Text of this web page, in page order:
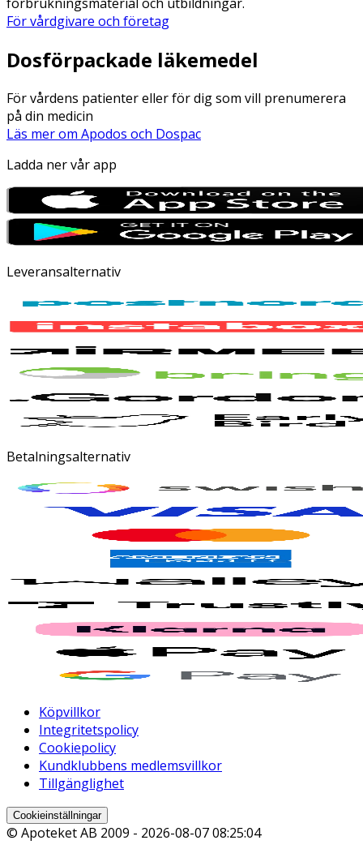
För vårdgivare och företag
Dosförpackade läkemedel
För vårdens patienter eller för dig som vill prenumerera
på din medicin
Läs mer om Apodos och Dospac
Ladda ner vår app
Leveransalternativ
Betalningsalternativ
Köpvillkor
Integritetspolicy
Cookiepolicy
Kundklubbens medlemsvillkor
Tillgänglighet
Cookieinställningar
© Apoteket AB 2009 - 2026-08-07 08:25:04